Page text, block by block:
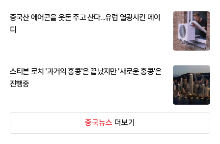
중국산 에어콘을 웃돈 주고 산다...유럽 열광시킨 메이
디
스티븐 로치 '과거의 홍콩'은 끝났지만 '새로운 홍콩'은
진행중
중국뉴스 더보기